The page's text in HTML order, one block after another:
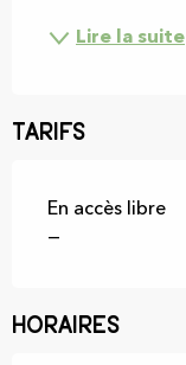
Lire la suite
Tarifs
En accès libre
—
Horaires